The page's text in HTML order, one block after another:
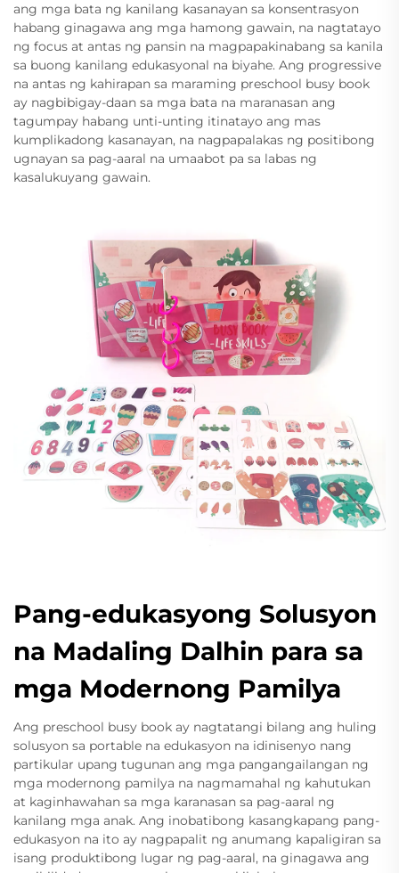
ang mga bata ng kanilang kasanayan sa konsentrasyon
habang ginagawa ang mga hamong gawain, na nagtatayo
ng focus at antas ng pansin na magpapakinabang sa kanila
sa buong kanilang edukasyonal na biyahe. Ang progressive
na antas ng kahirapan sa maraming preschool busy book
ay nagbibigay-daan sa mga bata na maranasan ang
tagumpay habang unti-unting itinatayo ang mas
kumplikadong kasanayan, na nagpapalakas ng positibong
ugnayan sa pag-aaral na umaabot pa sa labas ng
kasalukuyang gawain.
Pang-edukasyong Solusyon
na Madaling Dalhin para sa
mga Modernong Pamilya
Ang preschool busy book ay nagtatangi bilang ang huling
solusyon sa portable na edukasyon na idinisenyo nang
partikular upang tugunan ang mga pangangailangan ng
mga modernong pamilya na nagmamahal ng kahutukan
at kaginhawahan sa mga karanasan sa pag-aaral ng
kanilang mga anak. Ang inobatibong kasangkapang pang-
edukasyon na ito ay nagpapalit ng anumang kapaligiran sa
isang produktibong lugar ng pag-aaral, na ginagawa ang